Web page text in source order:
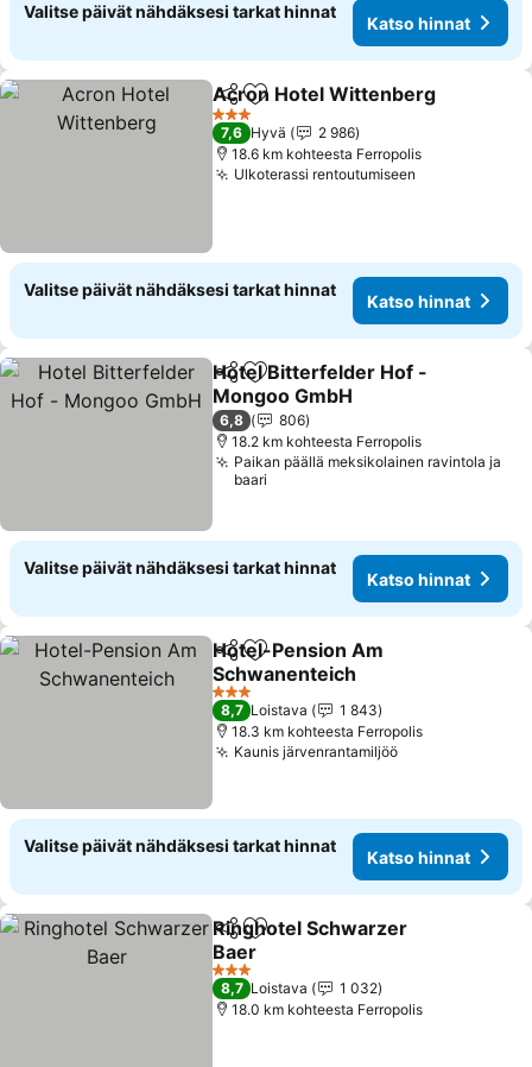
Valitse päivät nähdäksesi tarkat hinnat
Katso hinnat
Jaa Lisää suosikkeihin
Acron Hotel Wittenberg
3 Tähtiluokitus
7,6 Hyvä
2 986
18.6 km kohteesta Ferropolis
Ulkoterassi rentoutumiseen
Valitse päivät nähdäksesi tarkat hinnat
Katso hinnat
Jaa Lisää suosikkeihin
Hotel Bitterfelder Hof -
Mongoo GmbH
Katso hinnat
6,8
806
18.2 km kohteesta Ferropolis
Paikan päällä meksikolainen ravintola ja
baari
Valitse päivät nähdäksesi tarkat hinnat
Katso hinnat
Jaa Lisää suosikkeihin
Hotel-Pension Am
Schwanenteich
Katso hinnat
3 Tähtiluokitus
8,7 Loistava
1 843
18.3 km kohteesta Ferropolis
Kaunis järvenrantamiljööKatso hinnat
Valitse päivät nähdäksesi tarkat hinnat
Katso hinnat
Jaa Lisää suosikkeihin
Ringhotel Schwarzer
Baer
Katso hinnat
3 Tähtiluokitus
8,7 Loistava
1 032
18.0 km kohteesta Ferropolis